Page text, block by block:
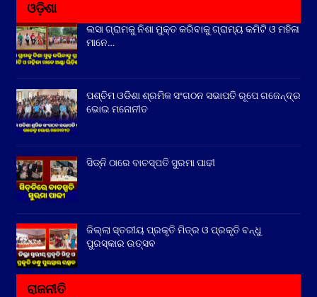
ଓଡ଼ିଶା
ଲସା ଗ୍ରାମକୁ ନିଶା ମୁକ୍ତ କରିବାକୁ ଗ୍ରାମ୍ୟ କମିଟି ଓ ମହିଳା
ମାନେ…
ପଶ୍ଚିମ ଓଡିଶା ଶ୍ରମିକ ସଂଗଠନ ସଭାପତି ରୂପେ ଗଜେନ୍ଦ୍ର
ଭୋଇ ମନୋନୀତ
ସିଡ୍‌ନି ଠାରେ ବାଚସ୍ପତି ସୁରମା ପାଢୀ
ଜିଲ୍ଲା ସ୍ତରୀୟ ପ୍ରକୃତି ମିତ୍ର ଓ ପ୍ରକୃତି ବନ୍ଧୁ
ପୁରସ୍କାର ଉତ୍ସବ
ରାଜନୀତି